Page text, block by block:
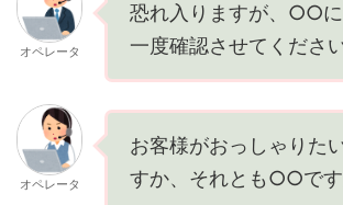
オペレータ
恐れ入りますが、○○に
一度確認させてくださ
オペレータ
お客様がおっしゃりた
すか、それとも○○です